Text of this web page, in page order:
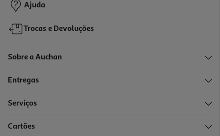
Ajuda
Trocas e Devoluções
Sobre a Auchan
Entregas
Serviços
Cartões